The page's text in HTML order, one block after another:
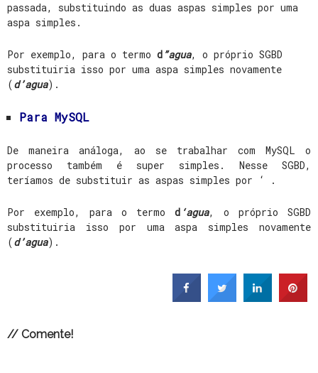
passada, substituindo as duas aspas simples por uma
aspa simples.
Por exemplo, para o termo d ”agua, o próprio SGBD
substituiria isso por uma aspa simples novamente
(d’agua).
Para MySQL
De maneira análoga, ao se trabalhar com MySQL o
processo também é super simples. Nesse SGBD,
teríamos de substituir as aspas simples por ‘ .
Por exemplo, para o termo d ‘agua, o próprio SGBD
substituiria isso por uma aspa simples novamente
(d’agua).
// Comente!